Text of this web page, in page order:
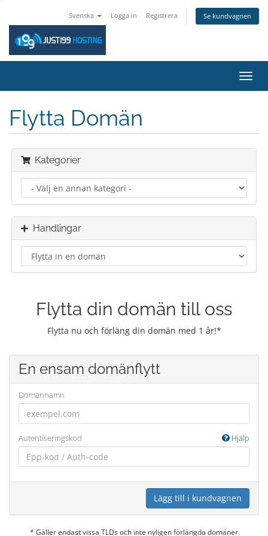
Svenska Logga in Registrera Se kundvagnen
Växla
Flytta Domän
Kategorier
Handlingar
Flytta din domän till oss
Flytta nu och förläng din domän med 1 år!*
En ensam domänflytt
Domännamn
Autentiseringskod Hjälp
Lägg till i kundvagnen
* Gäller endast vissa TLDs och inte nyligen förlängda domäner